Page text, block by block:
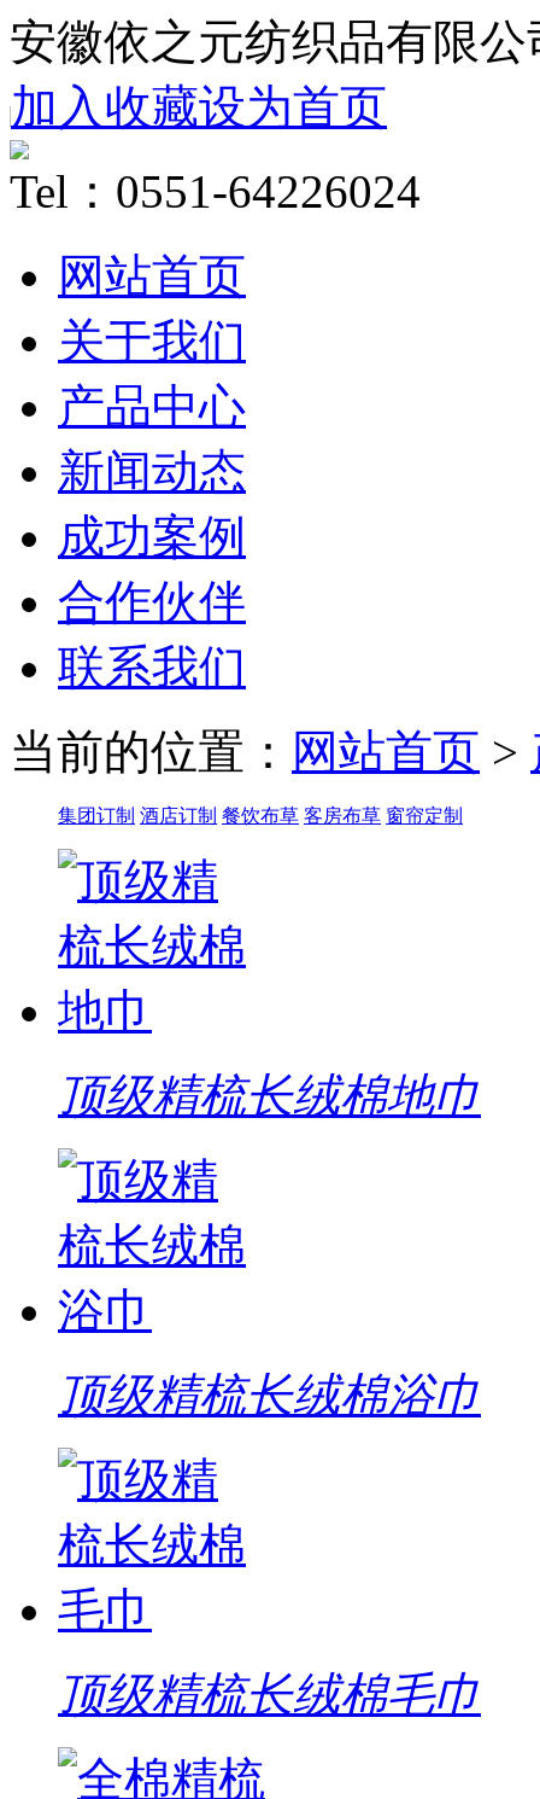
安徽依之元纺织品有限公
加入收藏设为首页
Tel：0551-64226024
网站首页
关于我们
产品中心
新闻动态
成功案例
合作伙伴
联系我们
当前的位置： 网站首页 >
集团订制 酒店订制 餐饮布草 客房布草 窗帘定制
顶级精梳长绒棉地巾
顶级精梳长绒棉浴巾
顶级精梳长绒棉毛巾